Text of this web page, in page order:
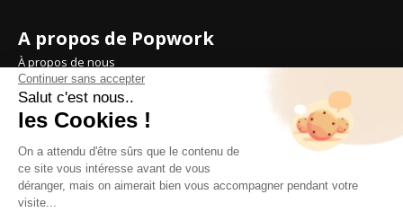
Réflexions et conseils sur le
A propos de Popwork
À propos de nous
Réserver une démo
Tarifs
Essayer Popwork
Continuer sans accepter
Salut c'est nous..
les Cookies !
On a attendu d'être sûrs que le contenu de
ce site vous intéresse avant de vous
déranger, mais on aimerait bien vous accompagner pendant votre
visite...